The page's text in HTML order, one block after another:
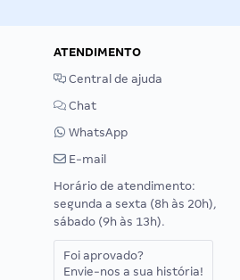
ATENDIMENTO
Central de ajuda
Chat
WhatsApp
E-mail
Horário de atendimento:
segunda a sexta (8h às 20h),
sábado (9h às 13h).
Foi aprovado?
Envie-nos a sua história!